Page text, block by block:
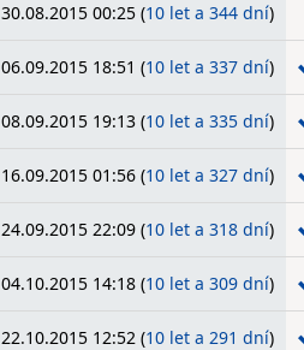
30.08.2015 00:25 (10 let a 344 dní)
06.09.2015 18:51 (10 let a 337 dní)
08.09.2015 19:13 (10 let a 335 dní)
16.09.2015 01:56 (10 let a 327 dní)
24.09.2015 22:09 (10 let a 318 dní)
04.10.2015 14:18 (10 let a 309 dní)
22.10.2015 12:52 (10 let a 291 dní)